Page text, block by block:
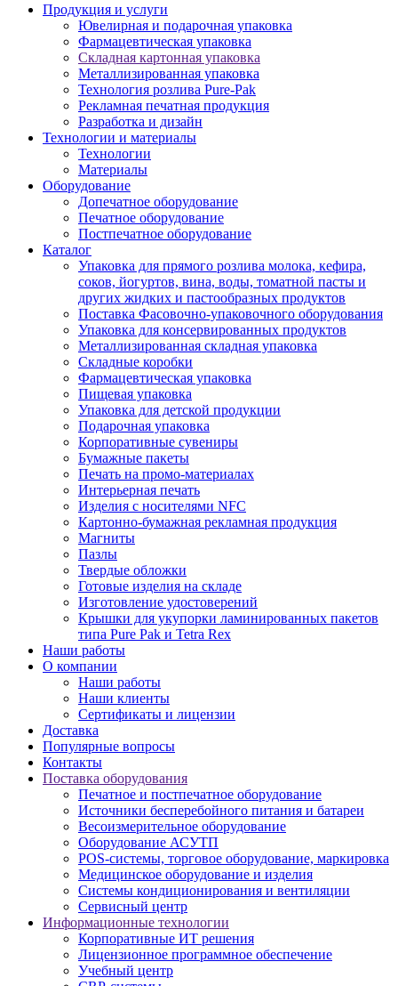
Продукция и услуги
Ювелирная и подарочная упаковка
Фармацевтическая упаковка
Складная картонная упаковка
Металлизированная упаковка
Технология розлива Pure-Pak
Рекламная печатная продукция
Разработка и дизайн
Технологии и материалы
Технологии
Материалы
Оборудование
Допечатное оборудование
Печатное оборудование
Постпечатное оборудование
Каталог
Упаковка для прямого розлива молока, кефира,
соков, йогуртов, вина, воды, томатной пасты и
других жидких и пастообразных продуктов
Поставка Фасовочно-упаковочного оборудования
Упаковка для консервированных продуктов
Металлизированная складная упаковка
Складные коробки
Фармацевтическая упаковка
Пищевая упаковка
Упаковка для детской продукции
Подарочная упаковка
Корпоративные сувениры
Бумажные пакеты
Печать на промо-материалах
Интерьерная печать
Изделия с носителями NFC
Картонно-бумажная рекламная продукция
Магниты
Пазлы
Твердые обложки
Готовые изделия на складе
Изготовление удостоверений
Крышки для укупорки ламинированных пакетов
типа Pure Pak и Tetra Rex
Наши работы
О компании
Наши работы
Наши клиенты
Сертификаты и лицензии
Доставка
Популярные вопросы
Контакты
Поставка оборудования
Печатное и постпечатное оборудование
Источники бесперебойного питания и батареи
Весоизмерительное оборудование
Оборудование АСУТП
POS-системы, торговое оборудование, маркировка
Медицинское оборудование и изделия
Системы кондиционирования и вентиляции
Сервисный центр
Информационные технологии
Корпоративные ИТ решения
Лицензионное программное обеспечение
Учебный центр